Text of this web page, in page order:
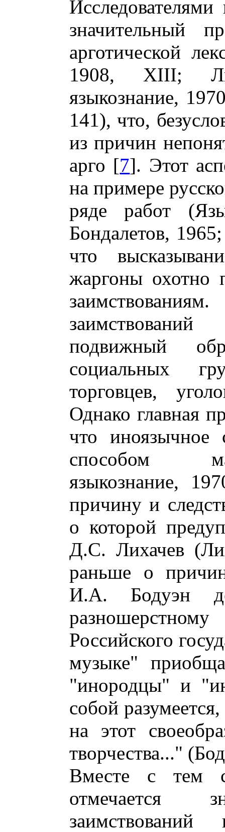
Исследователями
значительный
арготической
1908, XIII;
языкознание,
141), что,
из причин
арго [7]. Этот
на примере
ряде работ
Бондалетов,
что
жаргоны охотно
заимствований
подвижный
социальных
торговцев,
Однако главная
что иноязычное
способом
языкознание,
причину и
о которой
Д.С. Лихачев
раньше о
И.А. Бодуэн
Российского
музыке"
"инородцы" и
собой
на этот
творчества..."
Вместе с тем
отмечается